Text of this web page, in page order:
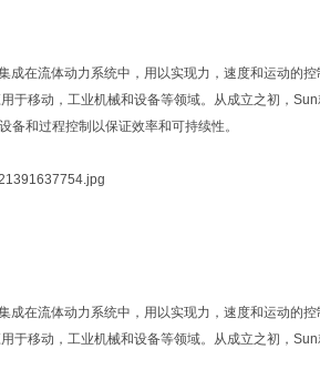
在流体动力系统中，用以实现力，速度和运动的
于移动，工业机械和设备等领域。从成立之初，
和过程控制以保证效率和可持续性。
在流体动力系统中，用以实现力，速度和运动的
于移动，工业机械和设备等领域。从成立之初，